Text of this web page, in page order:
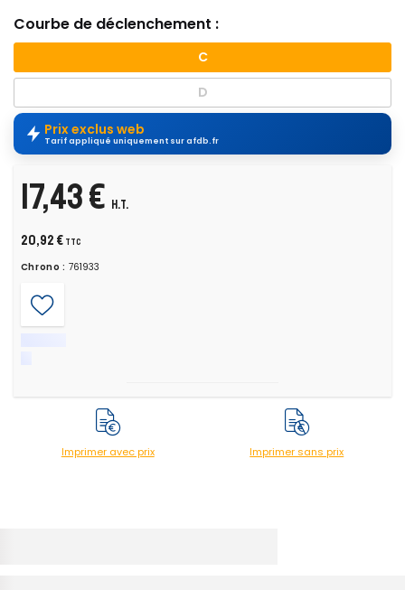
Courbe de déclenchement :
C
D
Prix exclus web
Tarif appliqué uniquement sur afdb.fr
17,43 € H.T.
20,92 € TTC
Chrono : 761933
Imprimer avec prix Imprimer sans prix